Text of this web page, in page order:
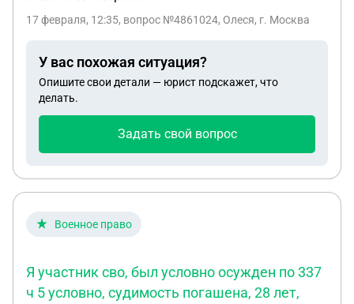
17 февраля, 12:35, вопрос №4861024, Олеся, г. Москва
У вас похожая ситуация?
Опишите свои детали — юрист подскажет, что
делать.
Задать свой вопрос
Военное право
Я участник сво, был условно осужден по 337
ч 5 условно, судимость погашена, 28 лет,